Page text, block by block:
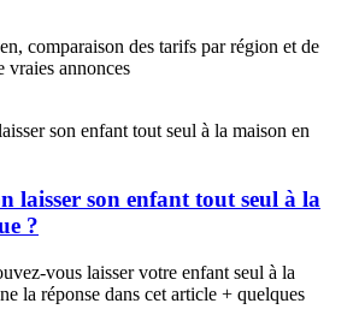
comparaison des tarifs par région et de
vraies annonces
laisser son enfant tout seul à la
?
vous laisser votre enfant seul à la
la réponse dans cet article + quelques